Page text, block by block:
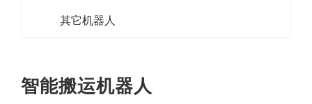
其它机器人
智能搬运机器人